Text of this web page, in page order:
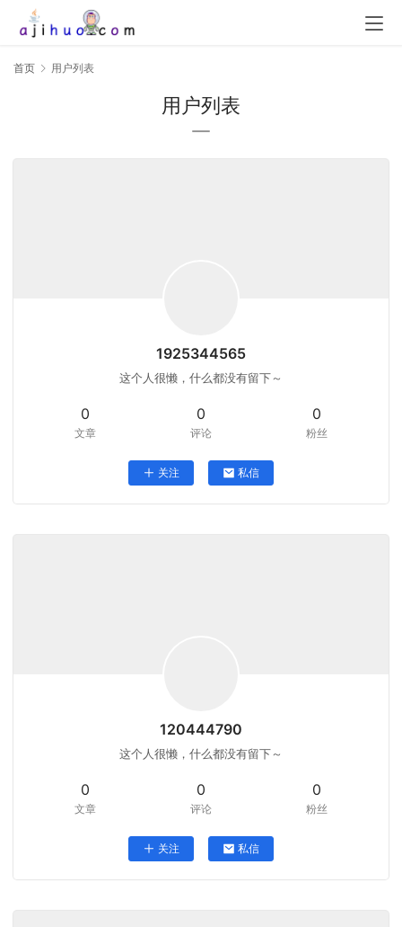
首页 用户列表
用户列表
1925344565
这个人很懒，什么都没有留下～
0
文章
0
评论
0
粉丝
关注 私信
120444790
这个人很懒，什么都没有留下～
0
文章
0
评论
0
粉丝
关注 私信